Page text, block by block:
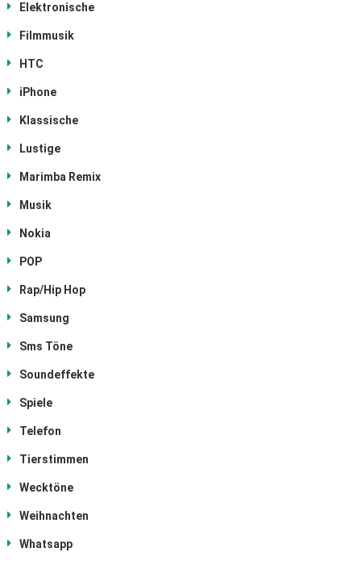
Elektronische
Filmmusik
HTC
iPhone
Klassische
Lustige
Marimba Remix
Musik
Nokia
POP
Rap/Hip Hop
Samsung
Sms Töne
Soundeffekte
Spiele
Telefon
Tierstimmen
Wecktöne
Weihnachten
Whatsapp